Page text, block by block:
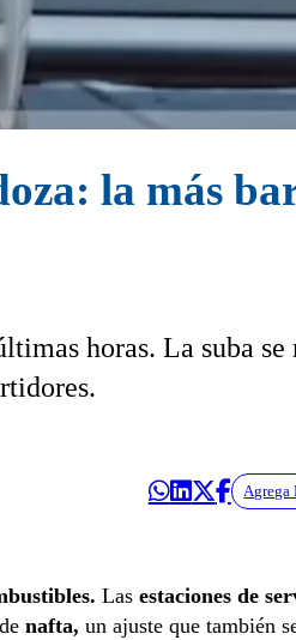
la más
horas. La suba se
Agrega
Las estaciones de
nafta, un ajuste que también